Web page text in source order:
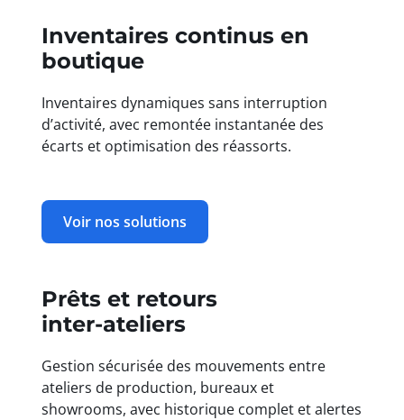
Inventaires continus en
boutique
Inventaires dynamiques sans interruption
d’activité, avec remontée instantanée des
écarts et optimisation des réassorts.
Voir nos solutions
Prêts et retours
inter‑ateliers
Gestion sécurisée des mouvements entre
ateliers de production, bureaux et
showrooms, avec historique complet et alertes